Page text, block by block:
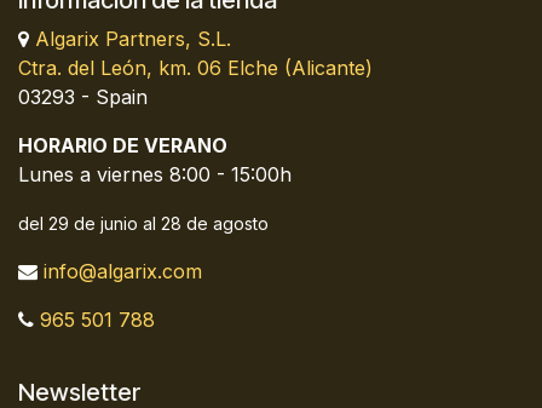
Algarix Partners, S.L.
Ctra. del León, km. 06 Elche (Alicante)
03293 - Spain
HORARIO DE VERANO
Lunes a viernes 8:00 - 15:00h
del 29 de junio al 28 de agosto
info@algarix.com
965 501 788
Newsletter